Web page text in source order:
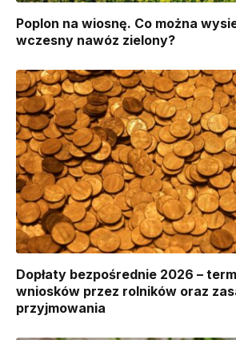
Poplon na wiosnę. Co można
wczesny nawóz zielony?
Dopłaty bezpośrednie 2026 –
wniosków przez rolników oraz
przyjmowania